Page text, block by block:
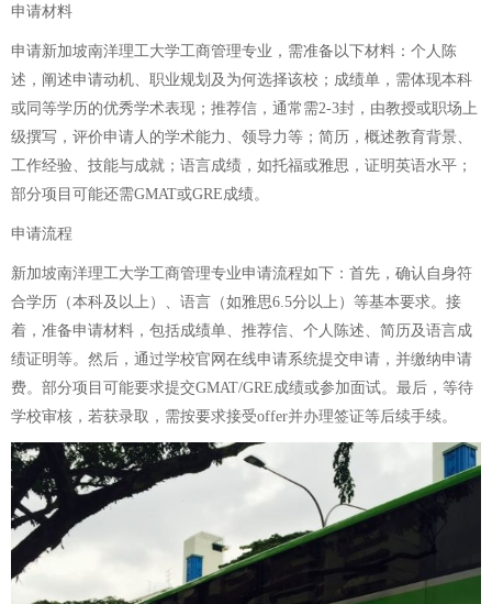
申请材料
申请新加坡南洋理工大学工商管理专业，需准备以下材料：个人陈
述，阐述申请动机、职业规划及为何选择该校；成绩单，需体现本科
或同等学历的优秀学术表现；推荐信，通常需2-3封，由教授或职场上
级撰写，评价申请人的学术能力、领导力等；简历，概述教育背景、
工作经验、技能与成就；语言成绩，如托福或雅思，证明英语水平；
部分项目可能还需GMAT或GRE成绩。
申请流程
新加坡南洋理工大学工商管理专业申请流程如下：首先，确认自身符
合学历（本科及以上）、语言（如雅思6.5分以上）等基本要求。接
着，准备申请材料，包括成绩单、推荐信、个人陈述、简历及语言成
绩证明等。然后，通过学校官网在线申请系统提交申请，并缴纳申请
费。部分项目可能要求提交GMAT/GRE成绩或参加面试。最后，等待
学校审核，若获录取，需按要求接受offer并办理签证等后续手续。